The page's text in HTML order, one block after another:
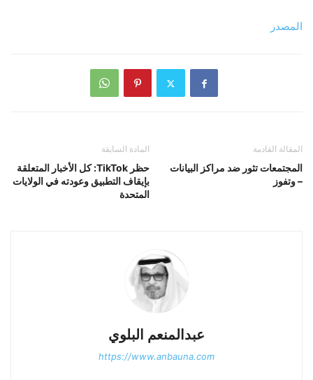
المصدر
المادة السابقة
حظر TikTok: كل الأخبار المتعلقة
بإيقاف التطبيق وعودته في الولايات
المتحدة
المقالة القادمة
المجتمعات تثور ضد مراكز البيانات
– وتفوز
عبدالمنعم البلوي
https://www.anbauna.com